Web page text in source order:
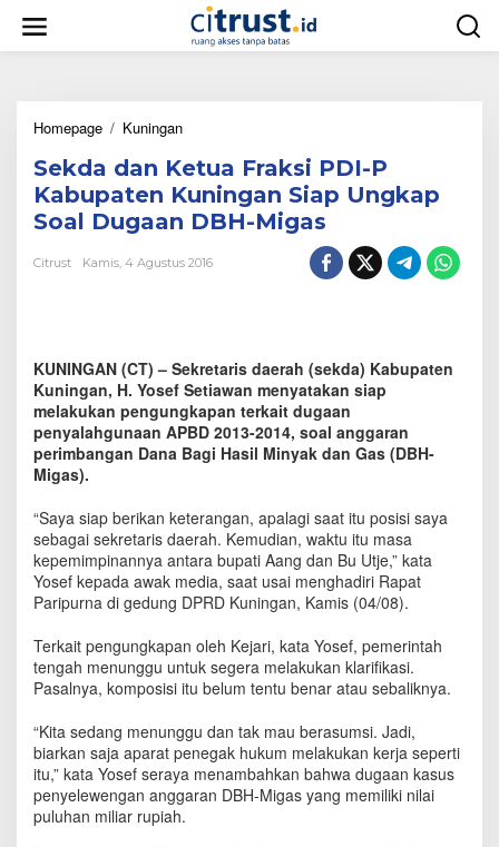
w
Homepage / Kuningan
k
d
a
n
a
F
r
a
k
P
D
I
-
P
K
b
u
p
t
e
n
K
u
n
Sekda dan Ketua Fraksi PDI-P
Kabupaten Kuningan Siap Ungkap
Soal Dugaan DBH-Migas
Citrust Kamis, 4 Agustus 2016
KUNINGAN (CT) – Sekretaris daerah (sekda) Kabupaten
Kuningan, H. Yosef Setiawan menyatakan siap
melakukan pengungkapan terkait dugaan
penyalahgunaan APBD 2013-2014, soal anggaran
perimbangan Dana Bagi Hasil Minyak dan Gas (DBH-
Migas).
“Saya siap berikan keterangan, apalagi saat itu posisi saya
sebagai sekretaris daerah. Kemudian, waktu itu masa
kepemimpinannya antara bupati Aang dan Bu Utje,” kata
Yosef kepada awak media, saat usai menghadiri Rapat
Paripurna di gedung DPRD Kuningan, Kamis (04/08).
Terkait pengungkapan oleh Kejari, kata Yosef, pemerintah
tengah menunggu untuk segera melakukan klarifikasi.
Pasalnya, komposisi itu belum tentu benar atau sebaliknya.
“Kita sedang menunggu dan tak mau berasumsi. Jadi,
biarkan saja aparat penegak hukum melakukan kerja seperti
itu,” kata Yosef seraya menambahkan bahwa dugaan kasus
penyelewengan anggaran DBH-Migas yang memiliki nilai
puluhan miliar rupiah.